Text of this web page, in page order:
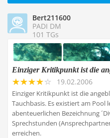
Bert211600
PADI DM
101 TGs
Einziger Kritikpunkt ist die
19.02.2006
Einziger Kritikpunkt ist die
Tauchbasis. Es existiert am
abenteuerlichen Bezeichnung
Sprechstunden
erreichen.